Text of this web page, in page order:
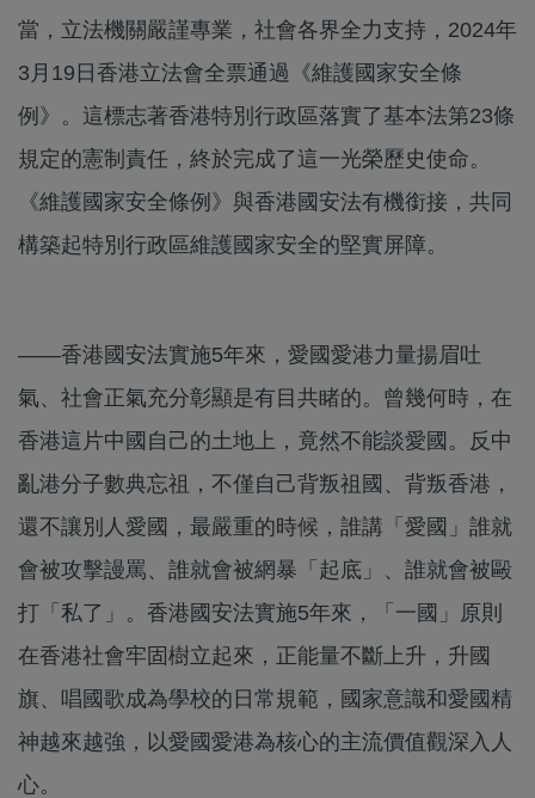
當，立法機關嚴謹專業，社會各界全力支持，2024年
3月19日香港立法會全票通過《維護國家安全條
例》。這標志著香港特別行政區落實了基本法第23條
規定的憲制責任，終於完成了這一光榮歷史使命。
《維護國家安全條例》與香港國安法有機銜接，共同
構築起特別行政區維護國家安全的堅實屏障。
——香港國安法實施5年來，愛國愛港力量揚眉吐
氣、社會正氣充分彰顯是有目共睹的。曾幾何時，在
香港這片中國自己的土地上，竟然不能談愛國。反中
亂港分子數典忘祖，不僅自己背叛祖國、背叛香港，
還不讓別人愛國，最嚴重的時候，誰講「愛國」誰就
會被攻擊謾罵、誰就會被網暴「起底」、誰就會被毆
打「私了」。香港國安法實施5年來，「一國」原則
在香港社會牢固樹立起來，正能量不斷上升，升國
旗、唱國歌成為學校的日常規範，國家意識和愛國精
神越來越強，以愛國愛港為核心的主流價值觀深入人
心。